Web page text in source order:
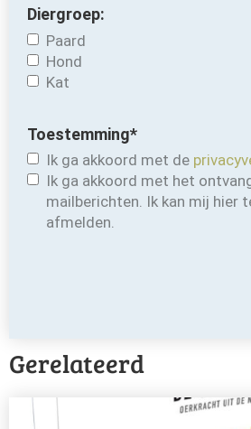
Diergroep:
Paard
Hond
Kat
Toestemming*
Ik ga akkoord met de
Ik ga akkoord met het
mailberichten. Ik kan mij hier
afmelden.
Gerelateerd